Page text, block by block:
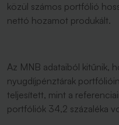
közül számos portfólió
nettó hozamot produkált.
Az MNB adataiból kitűnik,
nyugdíjpénztárak
teljesített, mint a
portfóliók 34,2 százaléka